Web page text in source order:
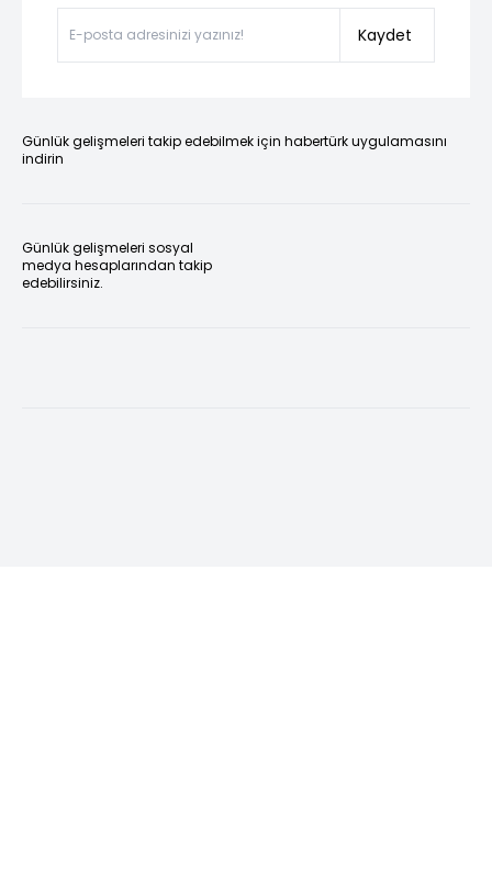
Kaydet
Günlük gelişmeleri takip edebilmek için habertürk uygulamasını
indirin
Günlük gelişmeleri sosyal
medya hesaplarından takip
edebilirsiniz.